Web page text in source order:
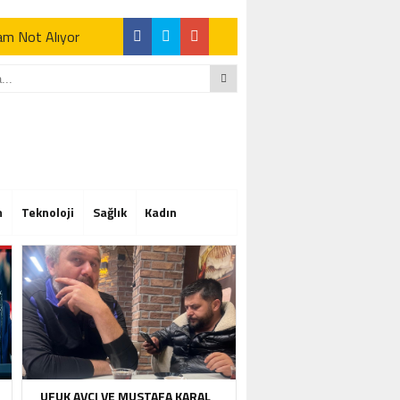
Not Alıyor
Not Alıyor
Teknoloji Sağlık Kadın
UFUK AVCI VE MUSTAFA KARAL